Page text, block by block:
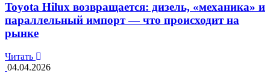
Toyota Hilux возвращается: дизель, «механика» и
параллельный импорт — что происходит на
рынке
Читать
04.04.2026